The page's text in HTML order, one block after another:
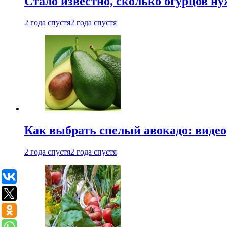
2 года спустя2 года спустя
Как выбрать спелый авокадо: видео
2 года спустя2 года спустя